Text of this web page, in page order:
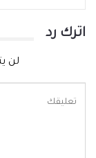
اترك رد
لن